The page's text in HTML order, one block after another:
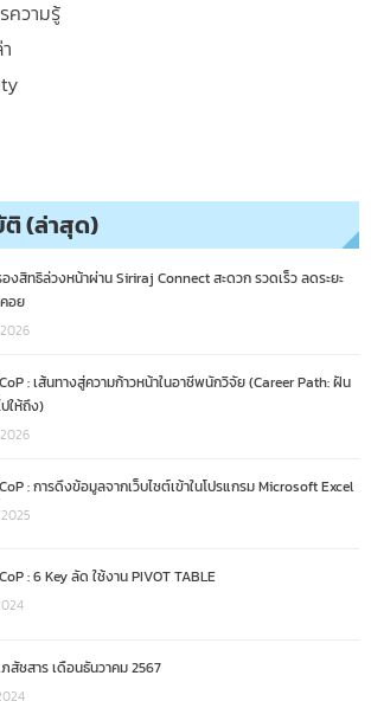
ความรู้
(ล่าสุด)
งสิทธิล่วงหน้าผ่าน Siriraj Connect สะดวก รวดเร็ว ลดระยะ
อย
: เส้นทางสู่ความก้าวหน้าในอาชีพนักวิจัย (Career Path: ฝัน
ปให้ถึง)
: การดึงข้อมูลจากเว็บไซต์เข้าในโปรแกรม Microsoft Excel
: 6 Key ลัด ใช้งาน PIVOT TABLE
สัชสาร เดือนธันวาคม 2567